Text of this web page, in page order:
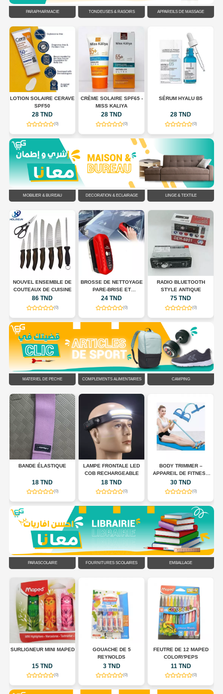
PARAPHARMACIE TONDEUSES & RASOIRS APPAREILS DE MASSAGE
LOTION SOLAIRE CERAVE
SPF50
28 TND
(0)
CRÈME SOLAIRE SPF65 -
MISS KALIYA
28 TND
(0)
SÉRUM HYALU B5
28 TND
(0)
MOBILIER & BUREAU DÉCORATION & ÉCLAIRAGE LINGE & TEXTILE
NOUVEL ENSEMBLE DE
COUTEAUX DE CUISINE
86 TND
(0)
BROSSE DE NETTOYAGE
PARE-BRISE ET
RÉTROVISEURS
24 TND
(0)
RADIO BLUETOOTH
STYLE ANTIQUE
75 TND
(0)
MATÉRIEL DE PÊCHE COMPLÉMENTS ALIMENTAIRES CAMPING
BANDE ÉLASTIQUE
18 TND
(0)
LAMPE FRONTALE LED
COB RECHARGEABLE
18 TND
(0)
BODY TRIMMER –
APPAREIL DE FITNESS
POUR TONIFIER LE
CORPS
30 TND
(0)
PARASCOLAIRE FOURNITURES SCOLAIRES EMBALLAGE
SURLIGNEUR MINI MAPED
15 TND
(0)
GOUACHE DE 5
REYNOLDS
3 TND
(0)
FEUTRE DE 12 MAPED
COLOR\'PEPS
11 TND
(0)